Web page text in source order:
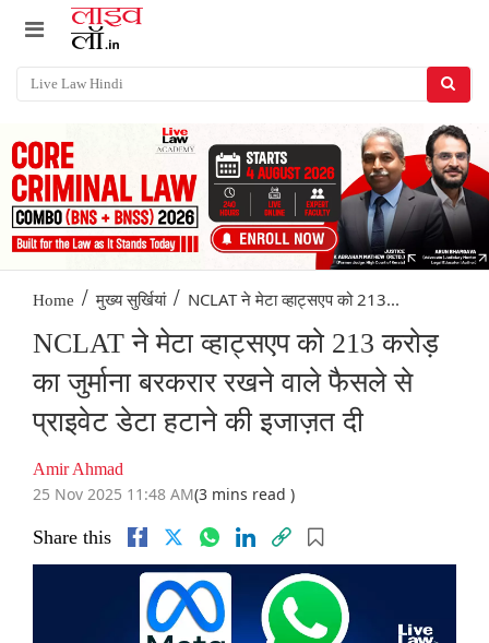
Home / मुख्य सुर्खियां / NCLAT ने मेटा व्हाट्सएप को 213...
NCLAT ने मेटा व्हाट्सएप को 213 करोड़
का जुर्माना बरकरार रखने वाले फैसले से
प्राइवेट डेटा हटाने की इजाज़त दी
Amir Ahmad
25 Nov 2025 11:48 AM(3 mins read )
Share this